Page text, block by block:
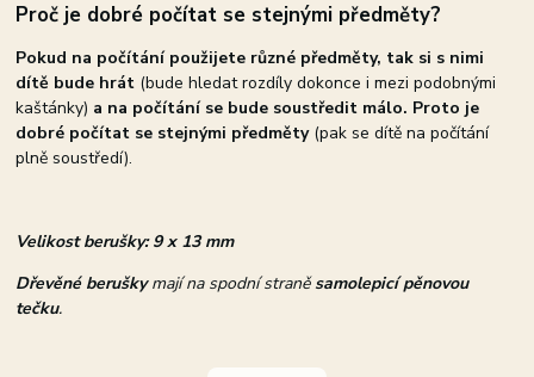
Proč je dobré počítat se stejnými předměty?
Pokud na počítání použijete různé předměty, tak si s nimi
dítě bude hrát (bude hledat rozdíly dokonce i mezi podobnými
kaštánky) a na počítání se bude soustředit málo. Proto je
dobré počítat se stejnými předměty (pak se dítě na počítání
plně soustředí).
Velikost berušky: 9 x 13 mm
Dřevěné beruškymají na spodní straněsamolepicí pěnovou
tečku.